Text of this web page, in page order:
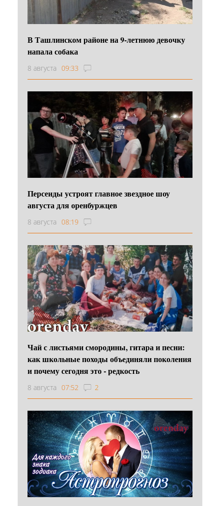
В Ташлинском районе на 9-летнюю девочку
напала собака
8 августа 09:33
Персеиды устроят главное звездное шоу
августа для оренбуржцев
8 августа 08:19
Чай с листьями смородины, гитара и песни:
как школьные походы объединяли поколения
и почему сегодня это - редкость
8 августа 07:52 2